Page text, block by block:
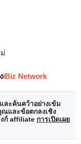
iBiz Network
ละค้นคว้าอย่างเข้ม
ณและข้อตกลงเชิง
ก์ affiliate การเปิดเผย